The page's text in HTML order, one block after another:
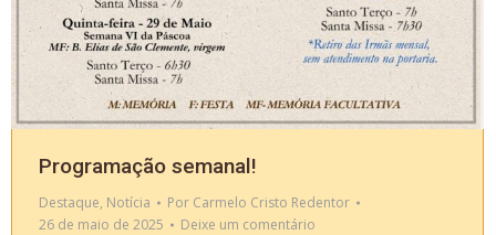
Programação semanal!
Destaque, Notícia Por Carmelo Cristo Redentor
26 de maio de 2025
Deixe um comentário